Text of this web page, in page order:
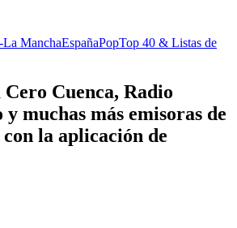
La ManchaEspañaPopTop 40 & Listas de
Cuenca, Radio
muchas más emisoras de
la aplicación de